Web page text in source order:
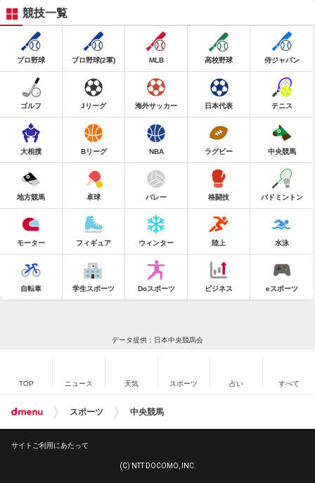
競技一覧
プロ野球 プロ野球(2軍) MLB 高校野球 侍ジャパン
ゴルフ Jリーグ 海外サッカー 日本代表 テニス
大相撲 Bリーグ NBA ラグビー 中央競馬
地方競馬 卓球 バレー 格闘技 バドミントン
モーター フィギュア ウィンター 陸上 水泳
自転車 学生スポーツ Doスポーツ ビジネス eスポーツ
データ提供：日本中央競馬会
TOP ニュース 天気 スポーツ 占い すべて
スポーツ 中央競馬
サイトご利用にあたって
(C) NTT DOCOMO, INC.